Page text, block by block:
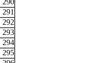
291
292
293
294
295